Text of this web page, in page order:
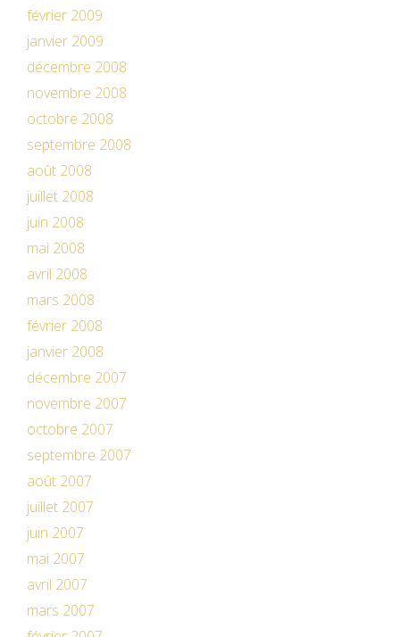
février 2009
janvier 2009
décembre 2008
novembre 2008
octobre 2008
septembre 2008
août 2008
juillet 2008
juin 2008
mai 2008
avril 2008
mars 2008
février 2008
janvier 2008
décembre 2007
novembre 2007
octobre 2007
septembre 2007
août 2007
juillet 2007
juin 2007
mai 2007
avril 2007
mars 2007